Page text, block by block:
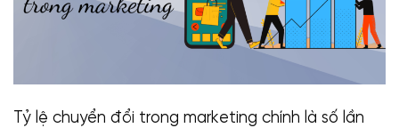
Tỷ lệ chuyển đổi trong marketing chính là số lần